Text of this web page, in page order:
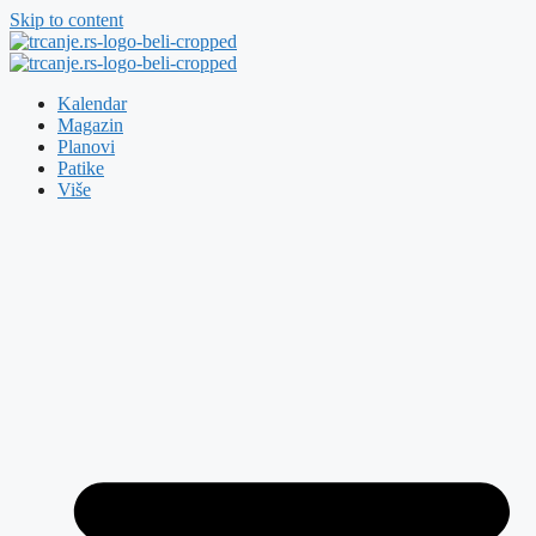
Skip to content
Kalendar
Magazin
Planovi
Patike
Više